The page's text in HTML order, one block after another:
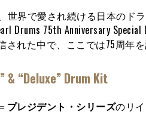
世界で愛され続ける日本のド
Drums 75th Anniversary
れた中で、ここでは75周年
& “Deluxe” Drum Kit
プレジデント・シリーズのリ